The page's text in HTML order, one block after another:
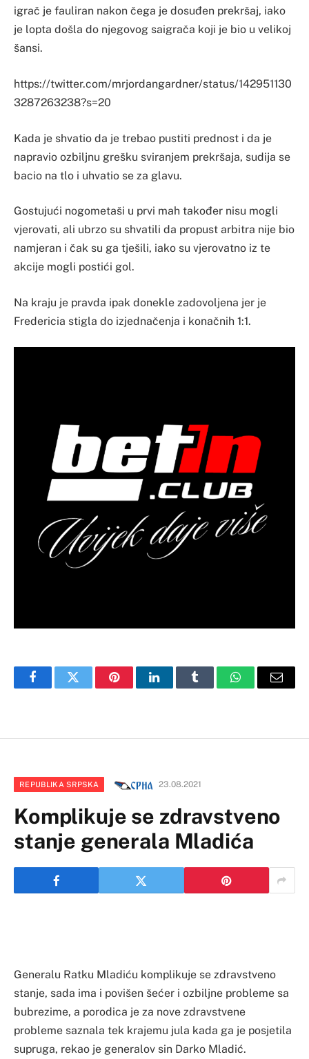
igrač je fauliran nakon čega je dosuđen prekršaj, iako
je lopta došla do njegovog saigrača koji je bio u velikoj
šansi.
https://twitter.com/mrjordangardner/status/142951130
3287263238?s=20
Kada je shvatio da je trebao pustiti prednost i da je
napravio ozbiljnu grešku sviranjem prekršaja, sudija se
bacio na tlo i uhvatio se za glavu.
Gostujući nogometaši u prvi mah također nisu mogli
vjerovati, ali ubrzo su shvatili da propust arbitra nije bio
namjeran i čak su ga tješili, iako su vjerovatno iz te
akcije mogli postići gol.
Na kraju je pravda ipak donekle zadovoljena jer je
Fredericia stigla do izjednačenja i konačnih 1:1.
FacebookTwitter PinterestLinkedInTumblr WhatsAppEmail
REPUBLIKA SRPSKA 23.08.2021
Komplikuje se zdravstveno
stanje generala Mladića
Generalu Ratku Mladiću komplikuje se zdravstveno
stanje, sada ima i povišen šećer i ozbiljne probleme sa
bubrezime, a porodica je za nove zdravstvene
probleme saznala tek krajemu jula kada ga je posjetila
supruga, rekao je generalov sin Darko Mladić.